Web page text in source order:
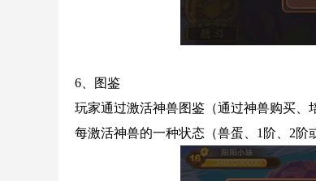
6、图鉴
玩家通过激活神兽图鉴（通过神兽购买、
每激活神兽的一种状态（兽蛋、1阶、2阶